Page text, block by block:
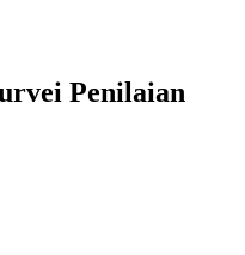
Penilaian